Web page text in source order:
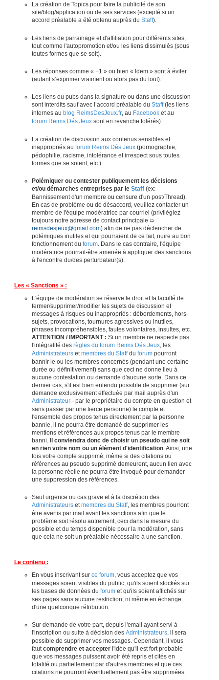
La création de Topics pour faire la publicité de son
site/blog/application ou de ses services (excepté si un
accord préalable a été obtenu auprès du Staff).
Les liens de parrainage et d'affiliation pour différents sites,
tout comme l'autopromotion et/ou les liens dissimulés (sous
toutes formes que se soit).
Les réponses comme « +1 » ou bien « Idem » sont à éviter
(autant s’exprimer vraiment ou alors pas du tout).
Les liens ou pubs dans la signature ou dans une discussion
sont interdits sauf avec l’accord préalable du Staff(les liens
internes au blog ReimsDesJeux.fr, au Facebook et au
forum Reims Dés Jeux sont en revanche tolérés).
La création de discussion aux contenus sensibles et
inappropriés au forum Reims Dés Jeux (pornographie,
pédophilie, racisme, intolérance et irrespect sous toutes
formes que se soient, etc.).
Polémiquer ou contester publiquement les décisions
et/ou démarches entreprises par le Staff (ex:
Bannissement d'un membre ou censure d'un post/Thread).
En cas de problème ou de désaccord, veuillez contacter un
membre de l'équipe modératrice par courriel (privilégiez
toujours notre adresse de contact principale ➯
reimsdesjeux@gmail.com) afin de ne pas déclencher de
polémiques inutiles et qui pourraient de ce fait, nuire au bon
fonctionnement du forum. Dans le cas contraire, l'équipe
modératrice pourrait-être amenée à appliquer des sanctions
à l'encontre du/des perturbateur(s).
Les « Sanctions » :
L'équipe de modération se réserve le droit et la faculté de
fermer/supprimer/modifier les sujets de discussion et
messages à risques ou inappropriés : débordements, hors-
sujets, provocations, tournures agressives ou inutiles,
phrases incompréhensibles, fautes volontaires, insultes, etc.
ATTENTION / IMPORTANT : Si un membre ne respecte pas
l'intégralité des règles du forum Reims Dés Jeux, les
Administrateurs etmembres du Staffdu forum pourront
bannir le ou les membres concernés (pendant une certaine
durée ou définitivement) sans que ceci ne donne lieu à
aucune contestation ou demande d'aucune sorte. Dans ce
dernier cas, s'il est bien entendu possible de supprimer (sur
demande exclusivement effectuée par mail auprès d'un
Administrateur - par le propriétaire du compte en question et
sans passer par une tierce personne) le compte et
l'ensemble des propos tenus directement par la personne
bannie, il ne pourra être demandé de supprimer les
mentions et références aux propos tenus par le membre
banni.
Il conviendra donc de choisir un pseudo qui ne soit
en rien votre nom ou un élément d'identification. Ainsi, une
fois votre compte supprimé, même si des citations ou
références au pseudo supprimé demeurent, aucun lien avec
la personne réelle ne pourra être invoqué pour demander
une suppression des références.
Sauf urgence ou cas grave et à la discrétion des
Administrateurs etmembres du Staff, les membres pourront
être avertis par mail avant les sanctions afin que le
problème soit résolu autrement, ceci dans la mesure du
possible et du temps disponible pour la modération, sans
que cela ne soit un préalable nécessaire à une sanction.
Le contenu :
En vous inscrivant sur ce forum , vous acceptez que vos
messages soient visibles du public, qu'ils soient stockés sur
les bases de données du forum et qu'ils soient affichés sur
ses pages sans aucune restriction, ni même en échange
d'une quelconque rétribution.
Sur demande de votre part, depuis l'email ayant servi à
l'inscription ou suite à décision des Administrateurs , il sera
possible de supprimer vos messages. Cependant, il vous
faut comprendre et accepter l'idée qu'il est fort probable
que vos messages puissent avoir été repris et cités en
totalité ou partiellement par d'autres membres et que ces
citations ne pourront éventuellement pas être supprimées.